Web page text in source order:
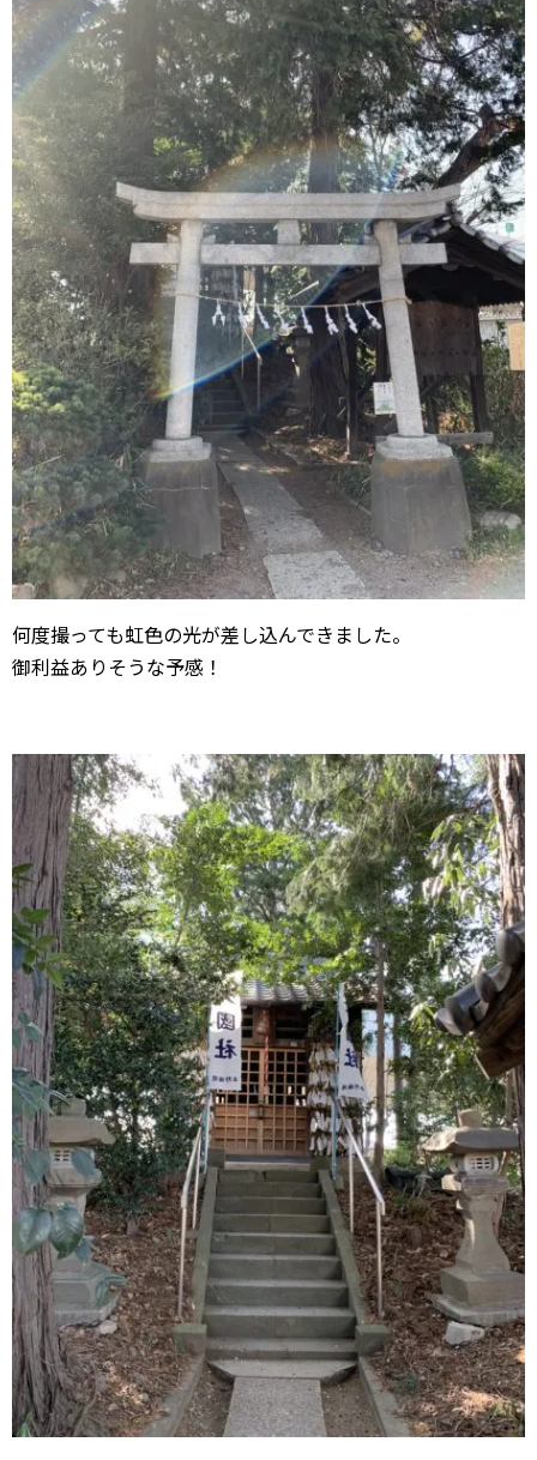
何度撮っても虹色の光が差し込んできました。
御利益ありそうな予感！